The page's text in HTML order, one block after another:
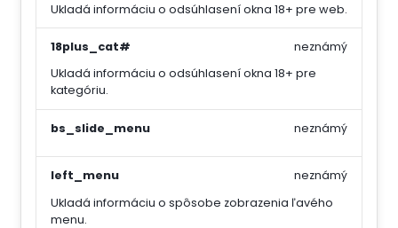
Ukladá informáciu o odsúhlasení okna 18+ pre web.
18plus_cat#
Ukladá informáciu o odsúhlasení okna 18+ pre
kategóriu.
neznámý
bs_slide_menu neznámý
left_menu
Ukladá informáciu o spôsobe zobrazenia ľavého
menu.
neznámý